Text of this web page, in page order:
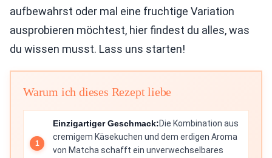
aufbewahrst oder mal eine fruchtige Variation
ausprobieren möchtest, hier findest du alles, was
du wissen musst. Lass uns starten!
Warum ich dieses Rezept liebe
Einzigartiger Geschmack:Die Kombination aus
cremigem Käsekuchen und dem erdigen Aroma
von Matcha schafft ein unverwechselbares